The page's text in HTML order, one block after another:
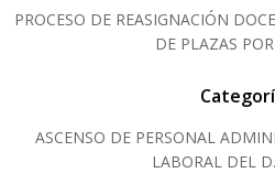
PROCESO DE REASIGNACIÓN
DE PLAZAS
ASCENSO DE PERSONAL
LABORAL DEL